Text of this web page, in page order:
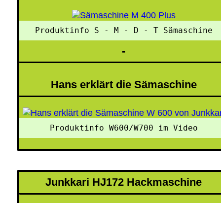
Produktinfo S - M - D - T Sämaschine
-
Hans erklärt die Sämaschine
Produktinfo W600/W700 im Video
Junkkari HJ172 Hackmaschine